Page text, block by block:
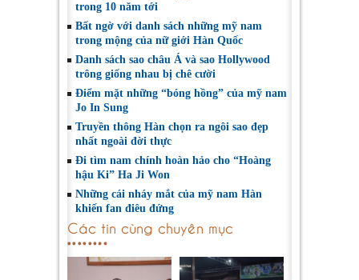
trong 10 năm tới
Bất ngờ với danh sách những mỹ nam
trong mộng của nữ giới Hàn Quốc
Danh sách sao châu Á và sao Hollywood
trông giống nhau bị chê cười
Điểm mặt những “bóng hồng” của mỹ nam
Jo In Sung
Truyền thông Hàn chọn ra ngôi sao đẹp
nhất ngoài đời thực
Đi tìm nam chính hoàn hảo cho “Hoàng
hậu Ki” Ha Ji Won
Những cái nháy mắt của mỹ nam Hàn
khiến fan điêu đứng
Các tin cùng chuyên mục